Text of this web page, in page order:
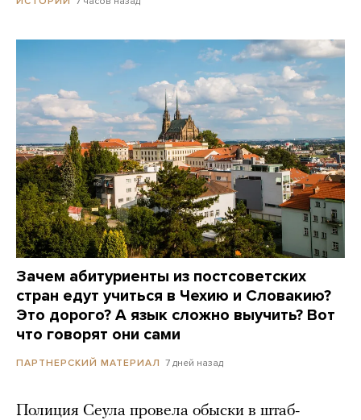
Зачем абитуриенты из постсоветских
стран едут учиться в Чехию и Словакию?
Это дорого? А язык сложно выучить? Вот
что говорят они сами
ПАРТНЕРСКИЙ МАТЕРИАЛ 7 дней назад
Полиция Сеула провела обыски в штаб-